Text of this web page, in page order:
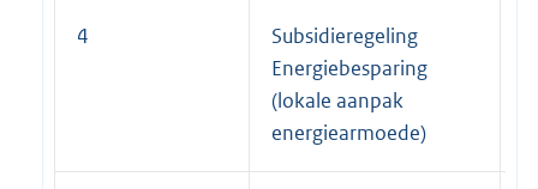
4
Subsidieregeling
Energiebesparing
(lokale aanpak
energiearmoede)